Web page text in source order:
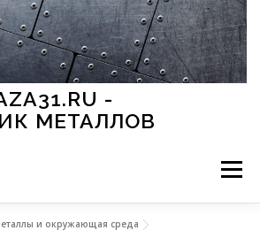
-
МЕТАЛЛОВ
Меню
и окружающая среда